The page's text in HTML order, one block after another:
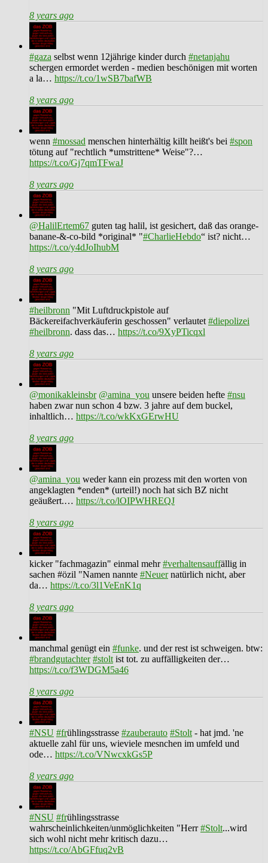
8 years ago
#gaza selbst wenn 12jährige kinder durch #netanjahu
schergen ermordet werden - medien beschönigen mit worten
a la… https://t.co/1wSB7bafWB
8 years ago
wenn #mossad menschen hinterhältig killt heißt's bei #spon
tötung auf "rechtlich *umstrittene* Weise"?…
https://t.co/Gj7qmTFwaJ
8 years ago
@HalilErtem67 guten tag halil, ist gesichert, daß das orange-
banane-&-co-bild *original* "#CharlieHebdo“ ist? nicht…
https://t.co/y4dJoIhubM
8 years ago
#heilbronn "Mit Luftdruckpistole auf
Bäckereifachverkäuferin geschossen" verlautet #diepolizei
#heilbronn. dass das… https://t.co/9XyPTicqxl
8 years ago
@monikakleinsbr @amina_you unsere beiden hefte #nsu
haben zwar nun schon 4 bzw. 3 jahre auf dem buckel,
inhaltlich… https://t.co/wkKxGErwHU
8 years ago
@amina_you weder kann ein prozess mit den worten von
angeklagten *enden* (urteil!) noch hat sich BZ nicht
geäußert.… https://t.co/lOIPWHREQJ
8 years ago
kicker "fachmagazin" einmal mehr#verhaltensauffällig in
sachen #özil "Namen nannte #Neuernatürlich nicht, aber
da… https://t.co/3l1VeEnK1q
8 years ago
manchmal genügt ein #funke. und der rest ist schweigen. btw:
#brandgutachter #stolt ist tot. zu auffälligkeiten der…
https://t.co/f3WDGM5a46
8 years ago
#NSU #frühlingsstrasse #zauberauto #Stolt - hat jmd. 'ne
aktuelle zahl für uns, wieviele mesnchen im umfeld und
ode… https://t.co/VNwcxkGs5P
8 years ago
#NSU #frühlingsstrasse
wahrscheinlichkeiten/unmöglichkeiten "Herr#Stolt...wird
sich wohl nicht mehr kritisch dazu…
https://t.co/AbGFfuq2vB